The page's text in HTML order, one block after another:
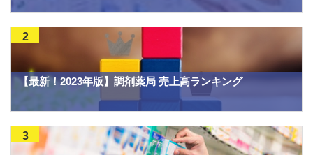
【最新！2023年版】調剤薬局 売上高ランキング
2
3